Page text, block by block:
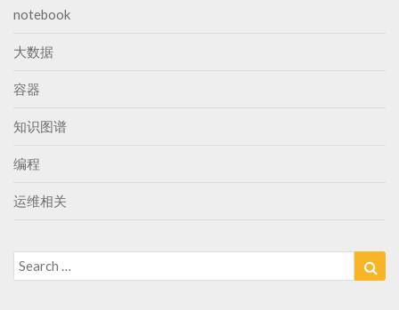
测
notebook
大数据
容器
知识图谱
编程
运维相关
Search
for: